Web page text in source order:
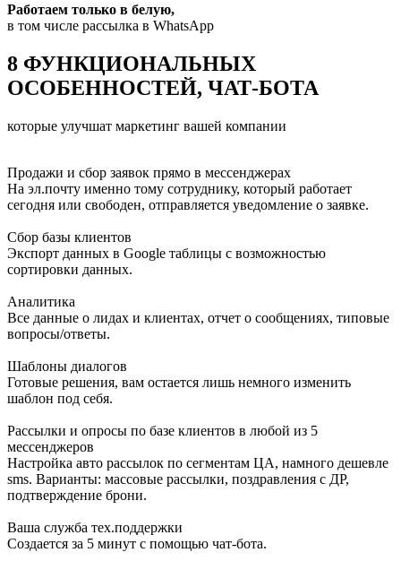
Работаем только в белую,
в том числе рассылка в WhatsApp
8 ФУНКЦИОНАЛЬНЫХ
ОСОБЕННОСТЕЙ, ЧАТ-БОТА
которые улучшат маркетинг вашей компании
Продажи и сбор заявок прямо в мессенджерах
На эл.почту именно тому сотруднику, который работает
сегодня или свободен, отправляется уведомление о заявке.
Сбор базы клиентов
Экспорт данных в Google таблицы с возможностью
сортировки данных.
Аналитика
Все данные о лидах и клиентах, отчет о сообщениях, типовые
вопросы/ответы.
Шаблоны диалогов
Готовые решения, вам остается лишь немного изменить
шаблон под себя.
Рассылки и опросы по базе клиентов в любой из 5
мессенджеров
Настройка авто рассылок по сегментам ЦА, намного дешевле
sms. Варианты: массовые рассылки, поздравления с ДР,
подтверждение брони.
Ваша служба тех.поддержки
Создается за 5 минут с помощью чат-бота.